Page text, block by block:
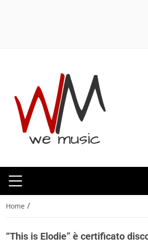
Home /
“This is Elodie” è certificato